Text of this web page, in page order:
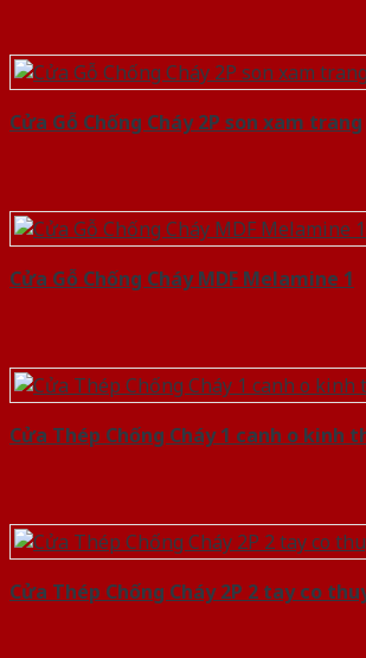
Cửa Gỗ Chống Cháy 2P son xam trang
Cửa Gỗ Chống Cháy MDF Melamine 1
Cửa Thép Chống Cháy 1 canh o kinh
Cửa Thép Chống Cháy 2P 2 tay co